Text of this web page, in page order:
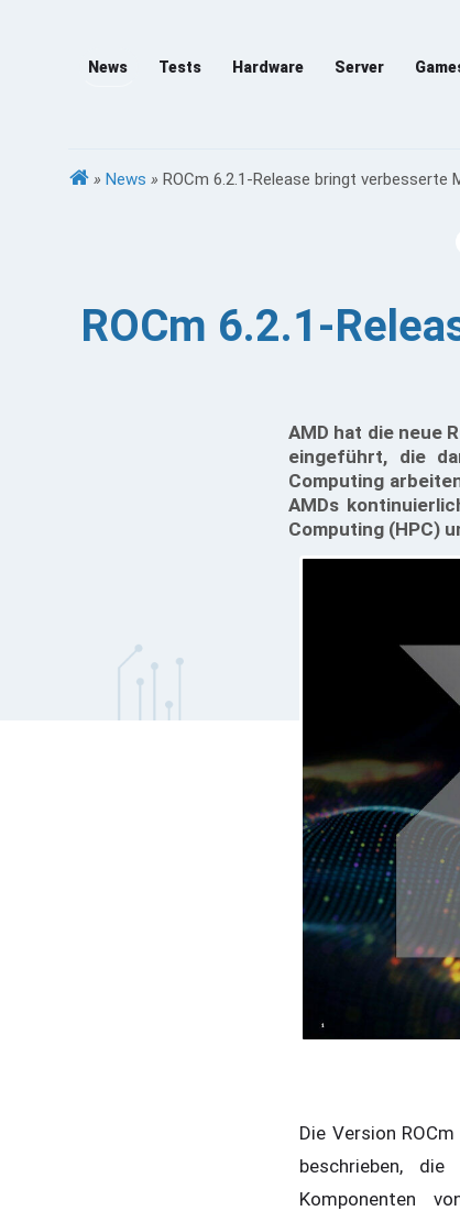
News Tests Hardware Server
» News » ROCm 6.2.1-Release bringt
ROCm 6.2.1-
AMD hat die neue
eingeführt, die
Computing
AMDs
Computing (HPC)
Die Version
beschrieben,
Komponenten